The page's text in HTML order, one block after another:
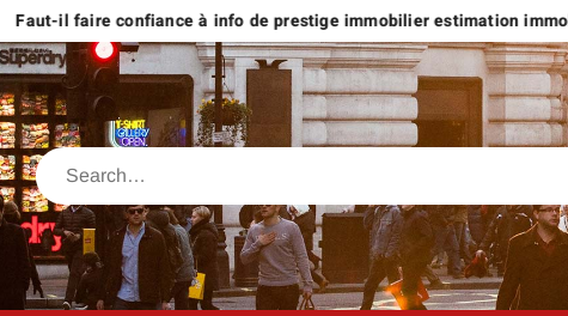
confiance à info de prestige immobilier estimation immobilier
Search